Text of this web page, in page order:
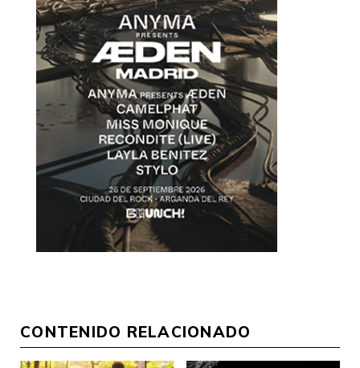
CONTENIDO RELACIONADO